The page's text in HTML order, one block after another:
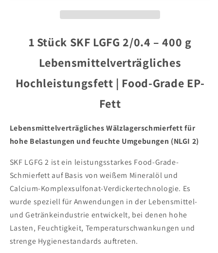
Lebensmittelfett
Fett
Lebensmittelfett
Fett
1 Stück SKF LGFG 2/0.4 – 400 g
Lebensmittelverträgliches
Hochleistungsfett | Food-Grade EP-
Fett
Lebensmittelverträgliches Wälzlagerschmierfett für
hohe Belastungen und feuchte Umgebungen (NLGI 2)
SKF LGFG 2 ist ein leistungsstarkes Food-Grade-
Schmierfett auf Basis von weißem Mineralöl und
Calcium-Komplexsulfonat-Verdickertechnologie. Es
wurde speziell für Anwendungen in der Lebensmittel-
und Getränkeindustrie entwickelt, bei denen hohe
Lasten, Feuchtigkeit, Temperaturschwankungen und
strenge Hygienestandards auftreten.